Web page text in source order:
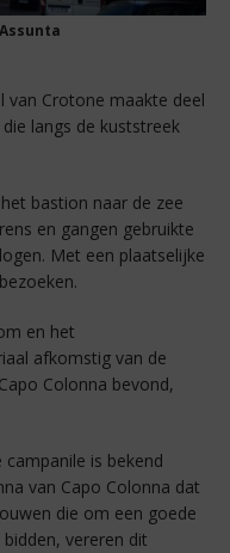
van Crotone maakte deel
langs de kuststreek
bastion naar de zee
en gangen gebruikte
Met een plaatselijke
en het
afkomstig van de
Colonna bevond,
is bekend
van Capo Colonna dat
die om een goede
vereren dit